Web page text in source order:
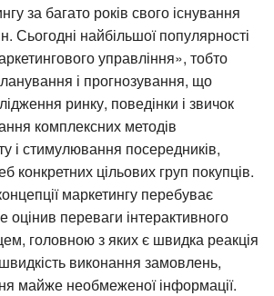
за багато років свого існування
Сьогодні найбільшої популярності
управління», тобто
і прогнозування, що
ринку, поведінки і звичок
комплексних методів
і стимулювання посередників,
конкретних цільових груп покупців.
маркетингу перебуває
переваги інтерактивного
головною з яких є швидка реакція
виконання замовлень,
майже необмеженої інформації.